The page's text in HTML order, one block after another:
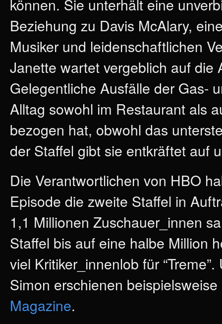
können. Sie unterhält eine
Beziehung zu Davis McAlary,
Musiker und leidenschaftlichen
Janette wartet vergeblich auf die
Gelegentliche Ausfälle der Gas-
Alltag sowohl im Restaurant als
bezogen hat, obwohl das
der Staffel gibt sie entkräftet auf
Die Verantwortlichen von HBO
Episode die zweite Staffel in
1,1 Millionen Zuschauer_innen
Staffel bis auf eine halbe Million
viel Kritiker_innenlob für
Simon erschienen
Magazine.